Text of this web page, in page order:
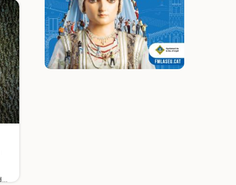
Buscamos las excursiones más fáciles y sorprendentes para toda la familia